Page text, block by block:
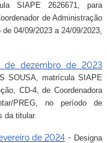
SIAPE 2626671,para
de Administração
de 04/09/2023 a 24/09/2023,
de dezembro de 2023
SOUSA, matrícula SIAPE
CD-4, de Coordenadora
PREG, no período de
da titular.
de 2024 - Designa